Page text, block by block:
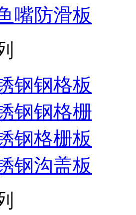
嘴防滑板
钢钢格板
钢钢格栅
钢格栅板
钢沟盖板